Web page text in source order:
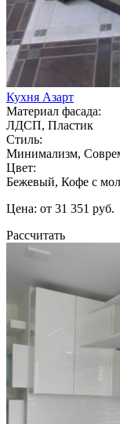
Кухня Азарт
Материал фасада:
ЛДСП, Пластик
Стиль:
Минимализм,
Цвет:
Бежевый, Кофе с
Цена: от 31 351 руб.
Рассчитать